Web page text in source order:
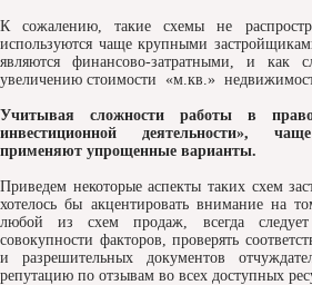
К сожалению, такие схемы не
используются чаще крупными
являются финансово-затратными, и как
увеличению стоимости «м.кв.»
Учитывая сложности работы в
инвестиционной деятельности»,
применяют упрощенные варианты.
Приведем некоторые аспекты таких схем
хотелось бы акцентировать внимание на
любой из схем продаж, всегда
совокупности факторов, проверять
и разрешительных документов
репутацию по отзывам во всех доступных